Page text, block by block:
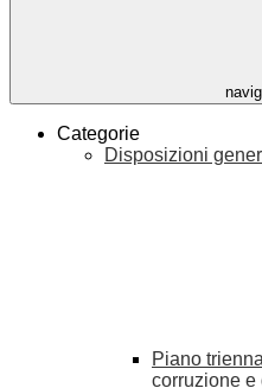
Categorie
Disposizioni
Piano
corruzione e